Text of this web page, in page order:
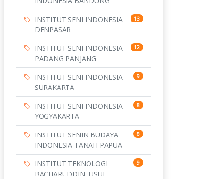
INSTITUT SENI INDONESIA
DENPASAR
13
INSTITUT SENI INDONESIA
PADANG PANJANG
12
INSTITUT SENI INDONESIA
SURAKARTA
9
INSTITUT SENI INDONESIA
YOGYAKARTA
8
INSTITUT SENIN BUDAYA
INDONESIA TANAH PAPUA
8
INSTITUT TEKNOLOGI
BACHARUDDIN JUSUF
9